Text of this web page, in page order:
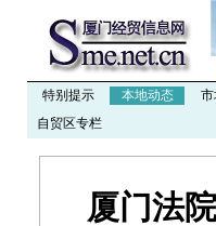
特别提示 本地动态 市
自贸区专栏
厦门法